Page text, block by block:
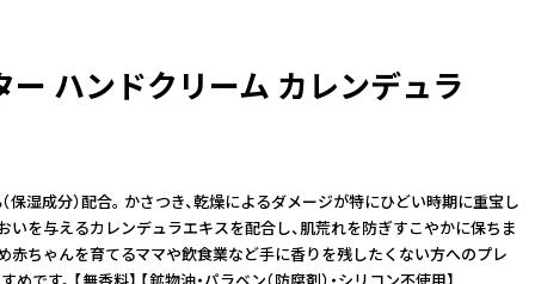
ー ハンドクリーム カレンデュラ
保湿成分）配合。 かさつき、乾燥によるダメージが特にひどい時期に重宝し
いを与えるカレンデュラエキスを配合し、肌荒れを防ぎすこやかに保ちま
赤ちゃんを育てるママや飲食業など手に香りを残したくない方へのプレ